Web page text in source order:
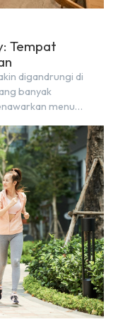
Tempat
digandrungi di
banyak
menu
maupun sekadar
baiknya, deretan
yang sangat […]